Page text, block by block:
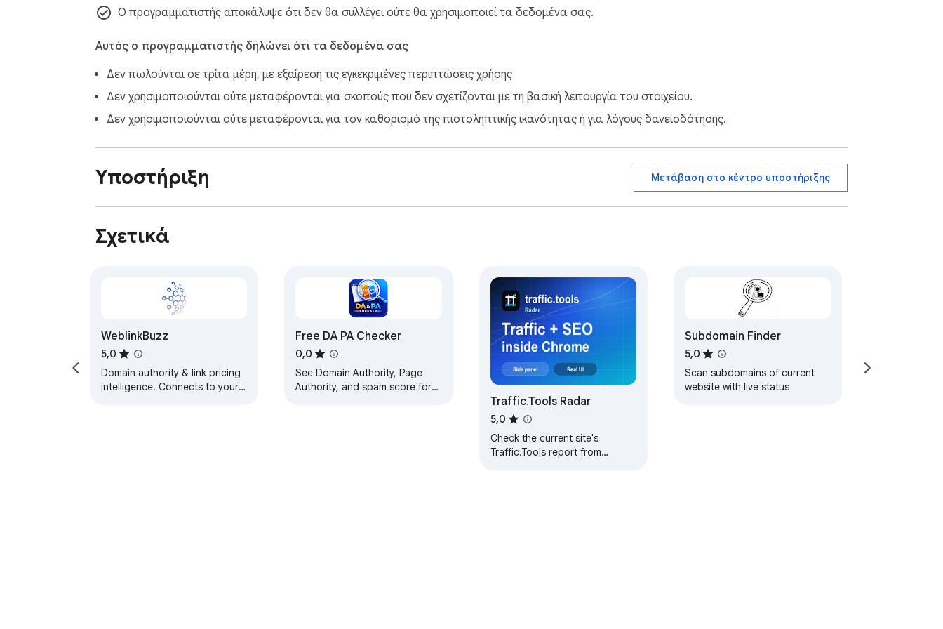
Ο προγραμματιστής αποκάλυψε ότι δεν θα συλλέγει ούτε θα χρησιμοποιεί τα δεδομένα σας.
Αυτός ο προγραμματιστής δηλώνει ότι τα δεδομένα σας
Δεν πωλούνται σε τρίτα μέρη, με εξαίρεση τις εγκεκριμένες περιπτώσεις χρήσης
Δεν χρησιμοποιούνται ούτε μεταφέρονται για σκοπούς που δεν σχετίζονται με τη βασική λειτουργία του στοιχείου.
Δεν χρησιμοποιούνται ούτε μεταφέρονται για τον καθορισμό της πιστοληπτικής ικανότητας ή για λόγους δανειοδότησης.
Υποστήριξη Μετάβαση στο κέντρο υποστήριξης
Σχετικά
WeblinkBuzz
5,0
Domain authority & link pricing
intelligence. Connects to your
Free DA PA Checker
0,0
See Domain Authority, Page
Authority, and spam score for
Traffic.Tools Radar
5,0
Check the current site's
Traffic.Tools report from
Subdomain Finder
5,0
Scan subdomains of current
website with live status